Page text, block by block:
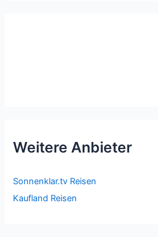
Weitere Anbieter
Sonnenklar.tv Reisen
Kaufland Reisen